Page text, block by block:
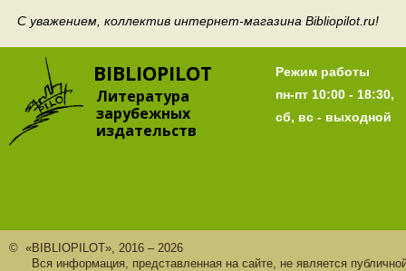
С уважением, коллектив интернет-магазина Bibliopilot.ru!
BIBLIOPILOT
Литература
зарубежных
издательств
Режим работы
пн-пт 10:00 - 18:30,
сб, вс - выходной
© «BIBLIOPILOT», 2016 – 2026
Вся информация, представленная на сайте, не является